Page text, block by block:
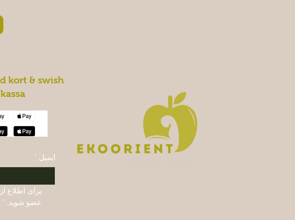
kort & swish
ایمیل *
عضو شوید. *